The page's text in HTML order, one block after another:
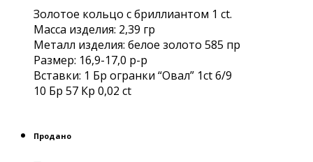
Золотое кольцо с бриллиантом 1 ct.
Масса изделия: 2,39 гр
Металл изделия: белое золото 585 пр
Размер: 16,9-17,0 р-р
Вставки: 1 Бр огранки “Овал” 1ct 6/9
10 Бр 57 Кр 0,02 ct
Продано